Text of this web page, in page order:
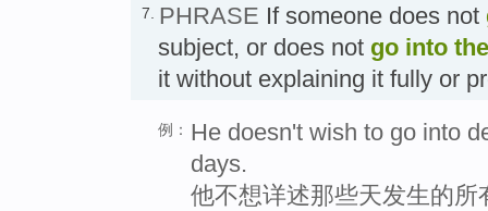
7. PHRASE If someone does not
subject, or does not go into
it without explaining it fully or
例： He doesn't wish to go into
days.
他不想详述那些天发生的所